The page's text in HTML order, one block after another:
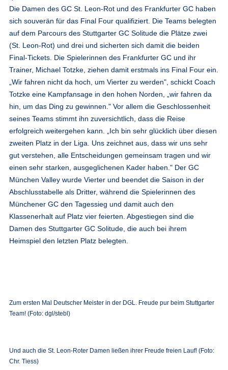
Die Damen des GC St. Leon-Rot und des Frankfurter GC haben
sich souverän für das Final Four qualifiziert. Die Teams belegten
auf dem Parcours des Stuttgarter GC Solitude die Plätze zwei
(St. Leon-Rot) und drei und sicherten sich damit die beiden
Final-Tickets. Die Spielerinnen des Frankfurter GC und ihr
Trainer, Michael Totzke, ziehen damit erstmals ins Final Four ein.
„Wir fahren nicht da hoch, um Vierter zu werden", schickt Coach
Totzke eine Kampfansage in den hohen Norden, „wir fahren da
hin, um das Ding zu gewinnen." Vor allem die Geschlossenheit
seines Teams stimmt ihn zuversichtlich, dass die Reise
erfolgreich weitergehen kann. „Ich bin sehr glücklich über diesen
zweiten Platz in der Liga. Uns zeichnet aus, dass wir uns sehr
gut verstehen, alle Entscheidungen gemeinsam tragen und wir
einen sehr starken, ausgeglichenen Kader haben." Der GC
München Valley wurde Vierter und beendet die Saison in der
Abschlusstabelle als Dritter, während die Spielerinnen des
Münchener GC den Tagessieg und damit auch den
Klassenerhalt auf Platz vier feierten. Abgestiegen sind die
Damen des Stuttgarter GC Solitude, die auch bei ihrem
Heimspiel den letzten Platz belegten.
Zum ersten Mal Deutscher Meister in der DGL. Freude pur beim Stuttgarter
Team! (Foto: dgl/stebl)
Und auch die St. Leon-Roter Damen ließen ihrer Freude freien Lauf! (Foto:
Chr. Tiess)